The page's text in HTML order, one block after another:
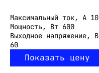
Максимальный ток, А 10
Мощность, Вт 600
Выходное напряжение, В
60
Показать цену